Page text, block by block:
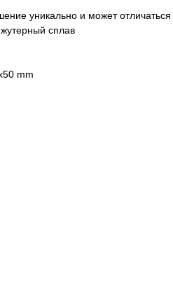
уникально и может
сплав
mm